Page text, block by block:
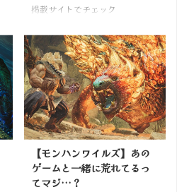
掲載サイトでチェック
【モンハンワイルズ】あの
ゲームと一緒に荒れてるっ
てマジ…？